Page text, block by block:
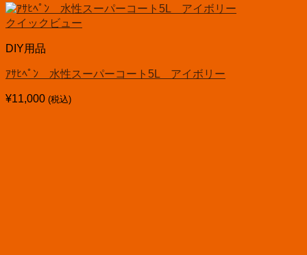
クイックビュー
DIY用品
ｱｻﾋﾍﾟﾝ 水性スーパーコート5L アイボリー
¥11,000 (税込)